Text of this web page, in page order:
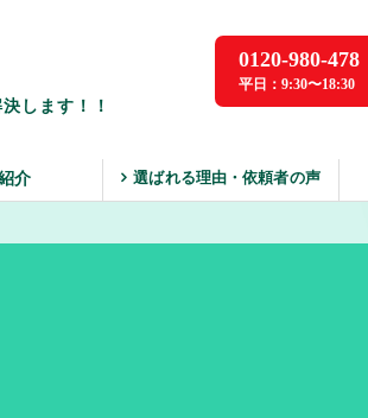
します！！
0120-980-478
平日：9:30〜18:30
介 選ばれる理由・依頼者の声